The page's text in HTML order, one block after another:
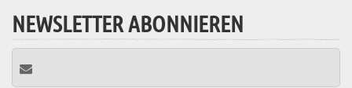
NEWSLETTER ABONNIEREN